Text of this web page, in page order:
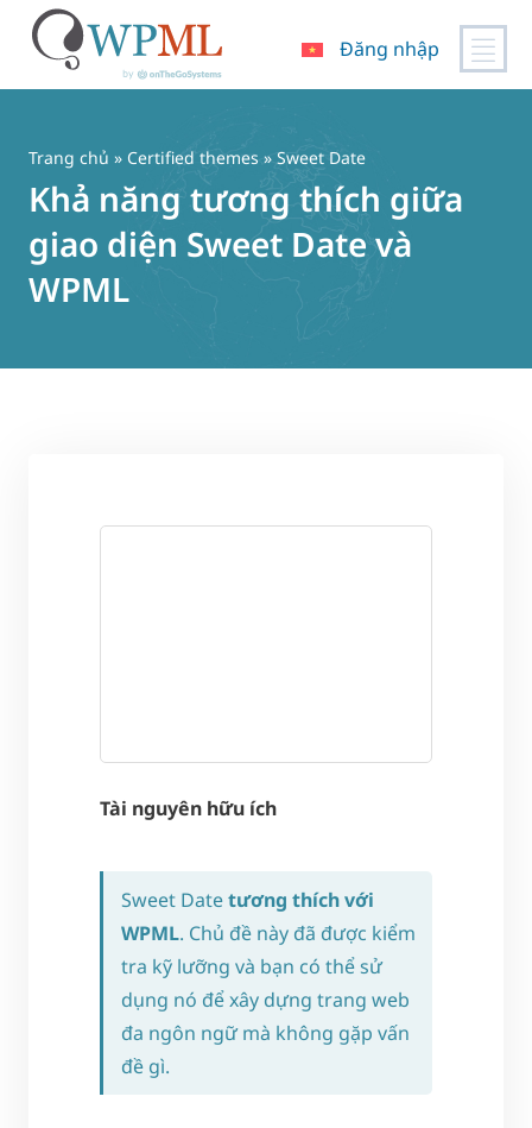
Đăng nhập
Trang chủ » Certified themes » Sweet Date
Khả năng tương thích giữa
giao diện Sweet Date và
WPML
Tài nguyên hữu ích
Sweet Datetương thích với
WPML. Chủ đề này đã được kiểm
tra kỹ lưỡng và bạn có thể sử
dụng nó để xây dựng trang web
đa ngôn ngữ mà không gặp vấn
đề gì.